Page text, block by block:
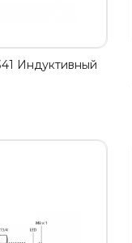
Индуктивный